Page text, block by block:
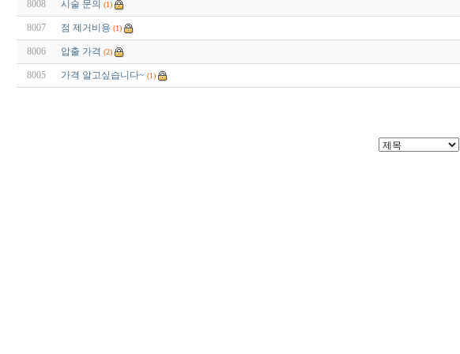
8008 시술 문의 (1)
8007 점 제거비용 (1)
8006 압출 가격 (2)
8005 가격 알고싶습니다~ (1)